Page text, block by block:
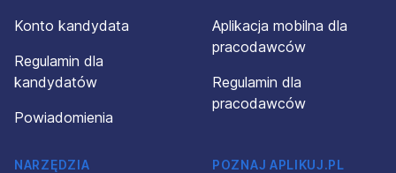
Konto kandydata
Regulamin dla
kandydatów
Powiadomienia
Aplikacja mobilna dla
pracodawców
Regulamin dla
pracodawców
NARZĘDZIA
POZNAJ APLIKUJ.PL